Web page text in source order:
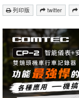
列印版 twitter